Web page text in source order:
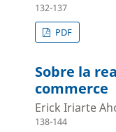
132-137
PDF
Sobre la
commerce
Erick Iriarte
138-144